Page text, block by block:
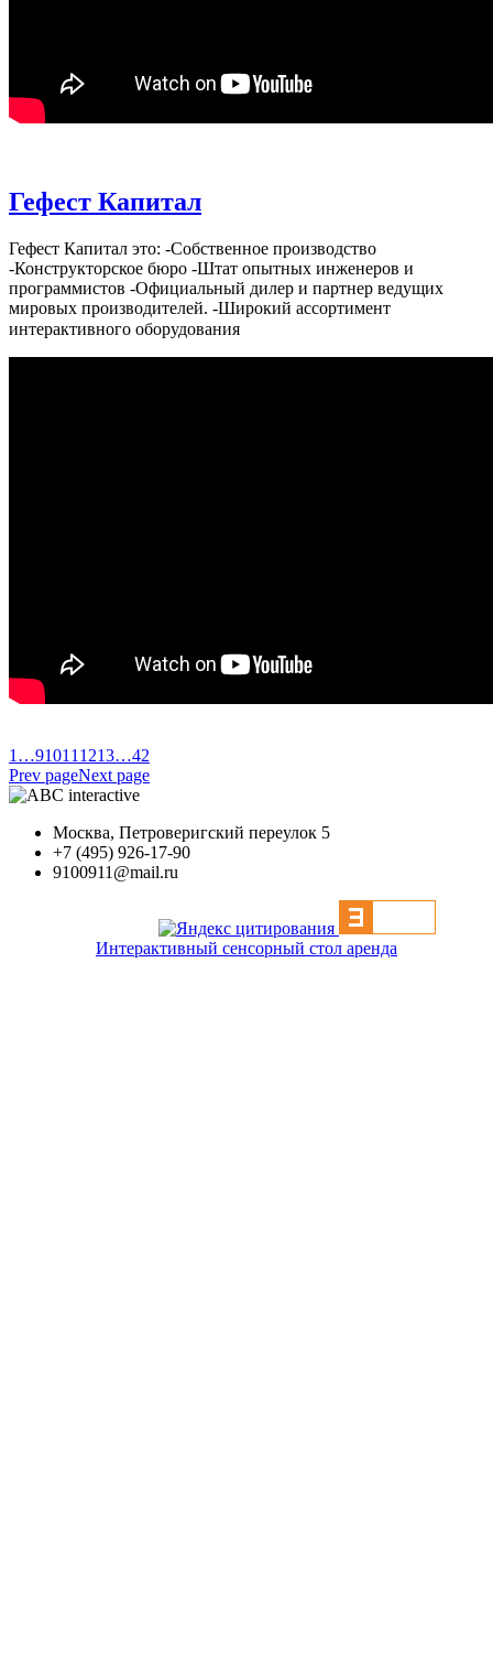
Гефест Капитал
Гефест Капитал это: -Собственное производство
-Конструкторское бюро -Штат опытных инженеров и
программистов -Официальный дилер и партнер ведущих
мировых производителей. -Широкий ассортимент
интерактивного оборудования⠀
1 …91011 1213…42
Prev pageNext page
Москва, Петроверигский переулок 5
+7 (495) 926-17-90
9100911@mail.ru
Интерактивный сенсорный стол аренда